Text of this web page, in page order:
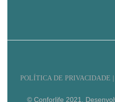
© Conforlife 2021.
POLÍTICA DE PRIVACIDADE